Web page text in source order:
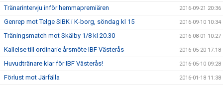
Tränarintervju inför hemmapremiären 2016-09-21 20:36
Genrep mot Telge SIBK i K-borg, söndag kl 15 2016-09-10 10:34
Träningsmatch mot Skälby 1/8 kl 20.30 2016-08-01 10:27
Kallelse till ordinarie årsmöte IBF Västerås 2016-05-20 17:18
Huvudtränare klar för IBF Västerås! 2016-05-10 09:28
Förlust mot Järfälla 2016-01-18 11:38